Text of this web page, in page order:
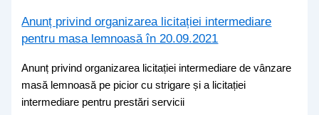
Anunț privind organizarea licitației intermediare
pentru masa lemnoasă în 20.09.2021
Anunț privind organizarea licitației intermediare de vânzare
masă lemnoasă pe picior cu strigare și a licitației
intermediare pentru prestări servicii